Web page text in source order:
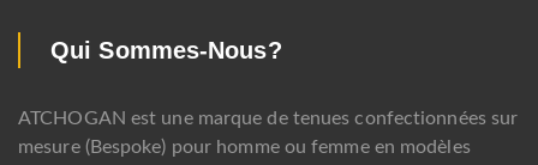
Qui Sommes-Nous?
ATCHOGAN est une marque de tenues confectionnées sur
mesure (Bespoke) pour homme ou femme en modèles